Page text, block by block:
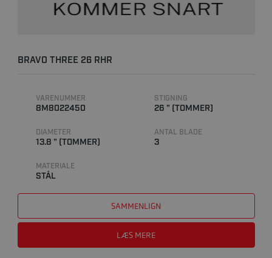
BRAVO THREE 26 RHR
VARENUMMER
8M8022450
STIGNING
26 " (TOMMER)
DIAMETER
13.8 " (TOMMER)
ANTAL BLADE
3
MATERIALE
STÅL
SAMMENLIGN
LÆS MERE